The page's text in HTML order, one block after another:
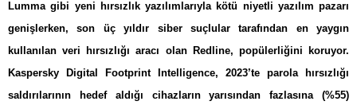
Lumma gibi yeni hırsızlık yazılımlarıyla kötü niyetli yazılım pazarı
genişlerken, son üç yıldır siber suçlular tarafından en yaygın
kullanılan veri hırsızlığı aracı olan Redline, popülerliğini koruyor.
Kaspersky Digital Footprint Intelligence, 2023’te parola hırsızlığı
saldırılarının hedef aldığı cihazların yarısından fazlasına (%55)